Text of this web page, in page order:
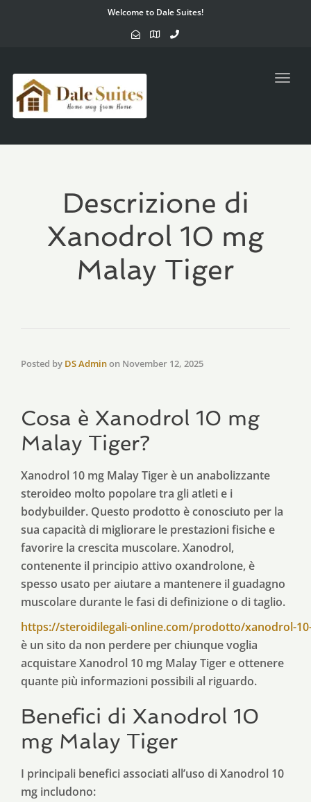
Welcome to Dale Suites!
Descrizione di
Xanodrol 10 mg
Malay Tiger
Posted by DS Adminon November 12, 2025
Cosa è Xanodrol 10 mg
Malay Tiger?
Xanodrol 10 mg Malay Tiger è un anabolizzante
steroideo molto popolare tra gli atleti e i
bodybuilder. Questo prodotto è conosciuto per la
sua capacità di migliorare le prestazioni fisiche e
favorire la crescita muscolare. Xanodrol,
contenente il principio attivo oxandrolone, è
spesso usato per aiutare a mantenere il guadagno
muscolare durante le fasi di definizione o di taglio.
https://steroidilegali-online.com/prodotto/xanodrol-
è un sito da non perdere per chiunque voglia
acquistare Xanodrol 10 mg Malay Tiger e ottenere
quante più informazioni possibili al riguardo.
Benefici di Xanodrol 10
mg Malay Tiger
I principali benefici associati all’uso di Xanodrol 10
mg includono: